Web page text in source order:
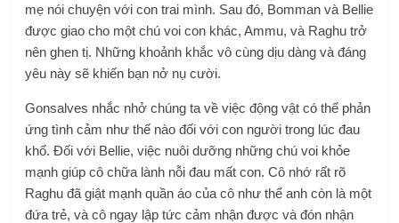
mẹ nói chuyện với con trai mình. Sau đó, Bomman và Bellie
được giao cho một chú voi con khác, Ammu, và Raghu trở
nên ghen tị. Những khoảnh khắc vô cùng dịu dàng và đáng
yêu này sẽ khiến bạn nở nụ cười.
Gonsalves nhắc nhở chúng ta về việc động vật có thể phản
ứng tình cảm như thế nào đối với con người trong lúc đau
khổ. Đối với Bellie, việc nuôi dưỡng những chú voi khỏe
mạnh giúp cô chữa lành nỗi đau mất con. Cô nhớ rất rõ
Raghu đã giật mạnh quần áo của cô như thể anh còn là một
đứa trẻ, và cô ngay lập tức cảm nhận được và đón nhận